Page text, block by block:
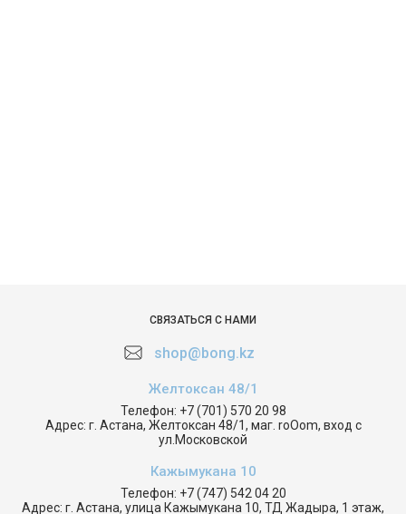
СВЯЗАТЬСЯ С НАМИ
shop@bong.kz
Желтоксан 48/1
Телефон: +7 (701) 570 20 98
Адрес: г. Астана, Желтоксан 48/1, маг. roOom, вход с
ул.Московской
Кажымукана 10
Телефон: +7 (747) 542 04 20
Адрес: г. Астана, улица Кажымукана 10, ТД Жадыра, 1 этаж,